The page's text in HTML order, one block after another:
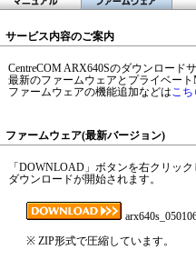
サービス内容のご案内
CentreCOM ARX640Sのダウンロード
最新のファームウェアとプライベー
ファームウェアの機能追加などはこち
ファームウェア(最新バージョン)
「DOWNLOAD」ボタンを右クリッ
ダウンロードが開始されます。
※ ZIP形式で圧縮しています。